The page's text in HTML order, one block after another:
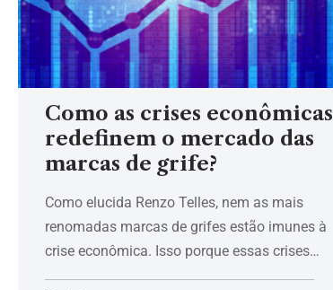
Como as crises econômicas
redefinem o mercado das
marcas de grife?
Como elucida Renzo Telles, nem as mais
renomadas marcas de grifes estão imunes à
crise econômica. Isso porque essas crises…